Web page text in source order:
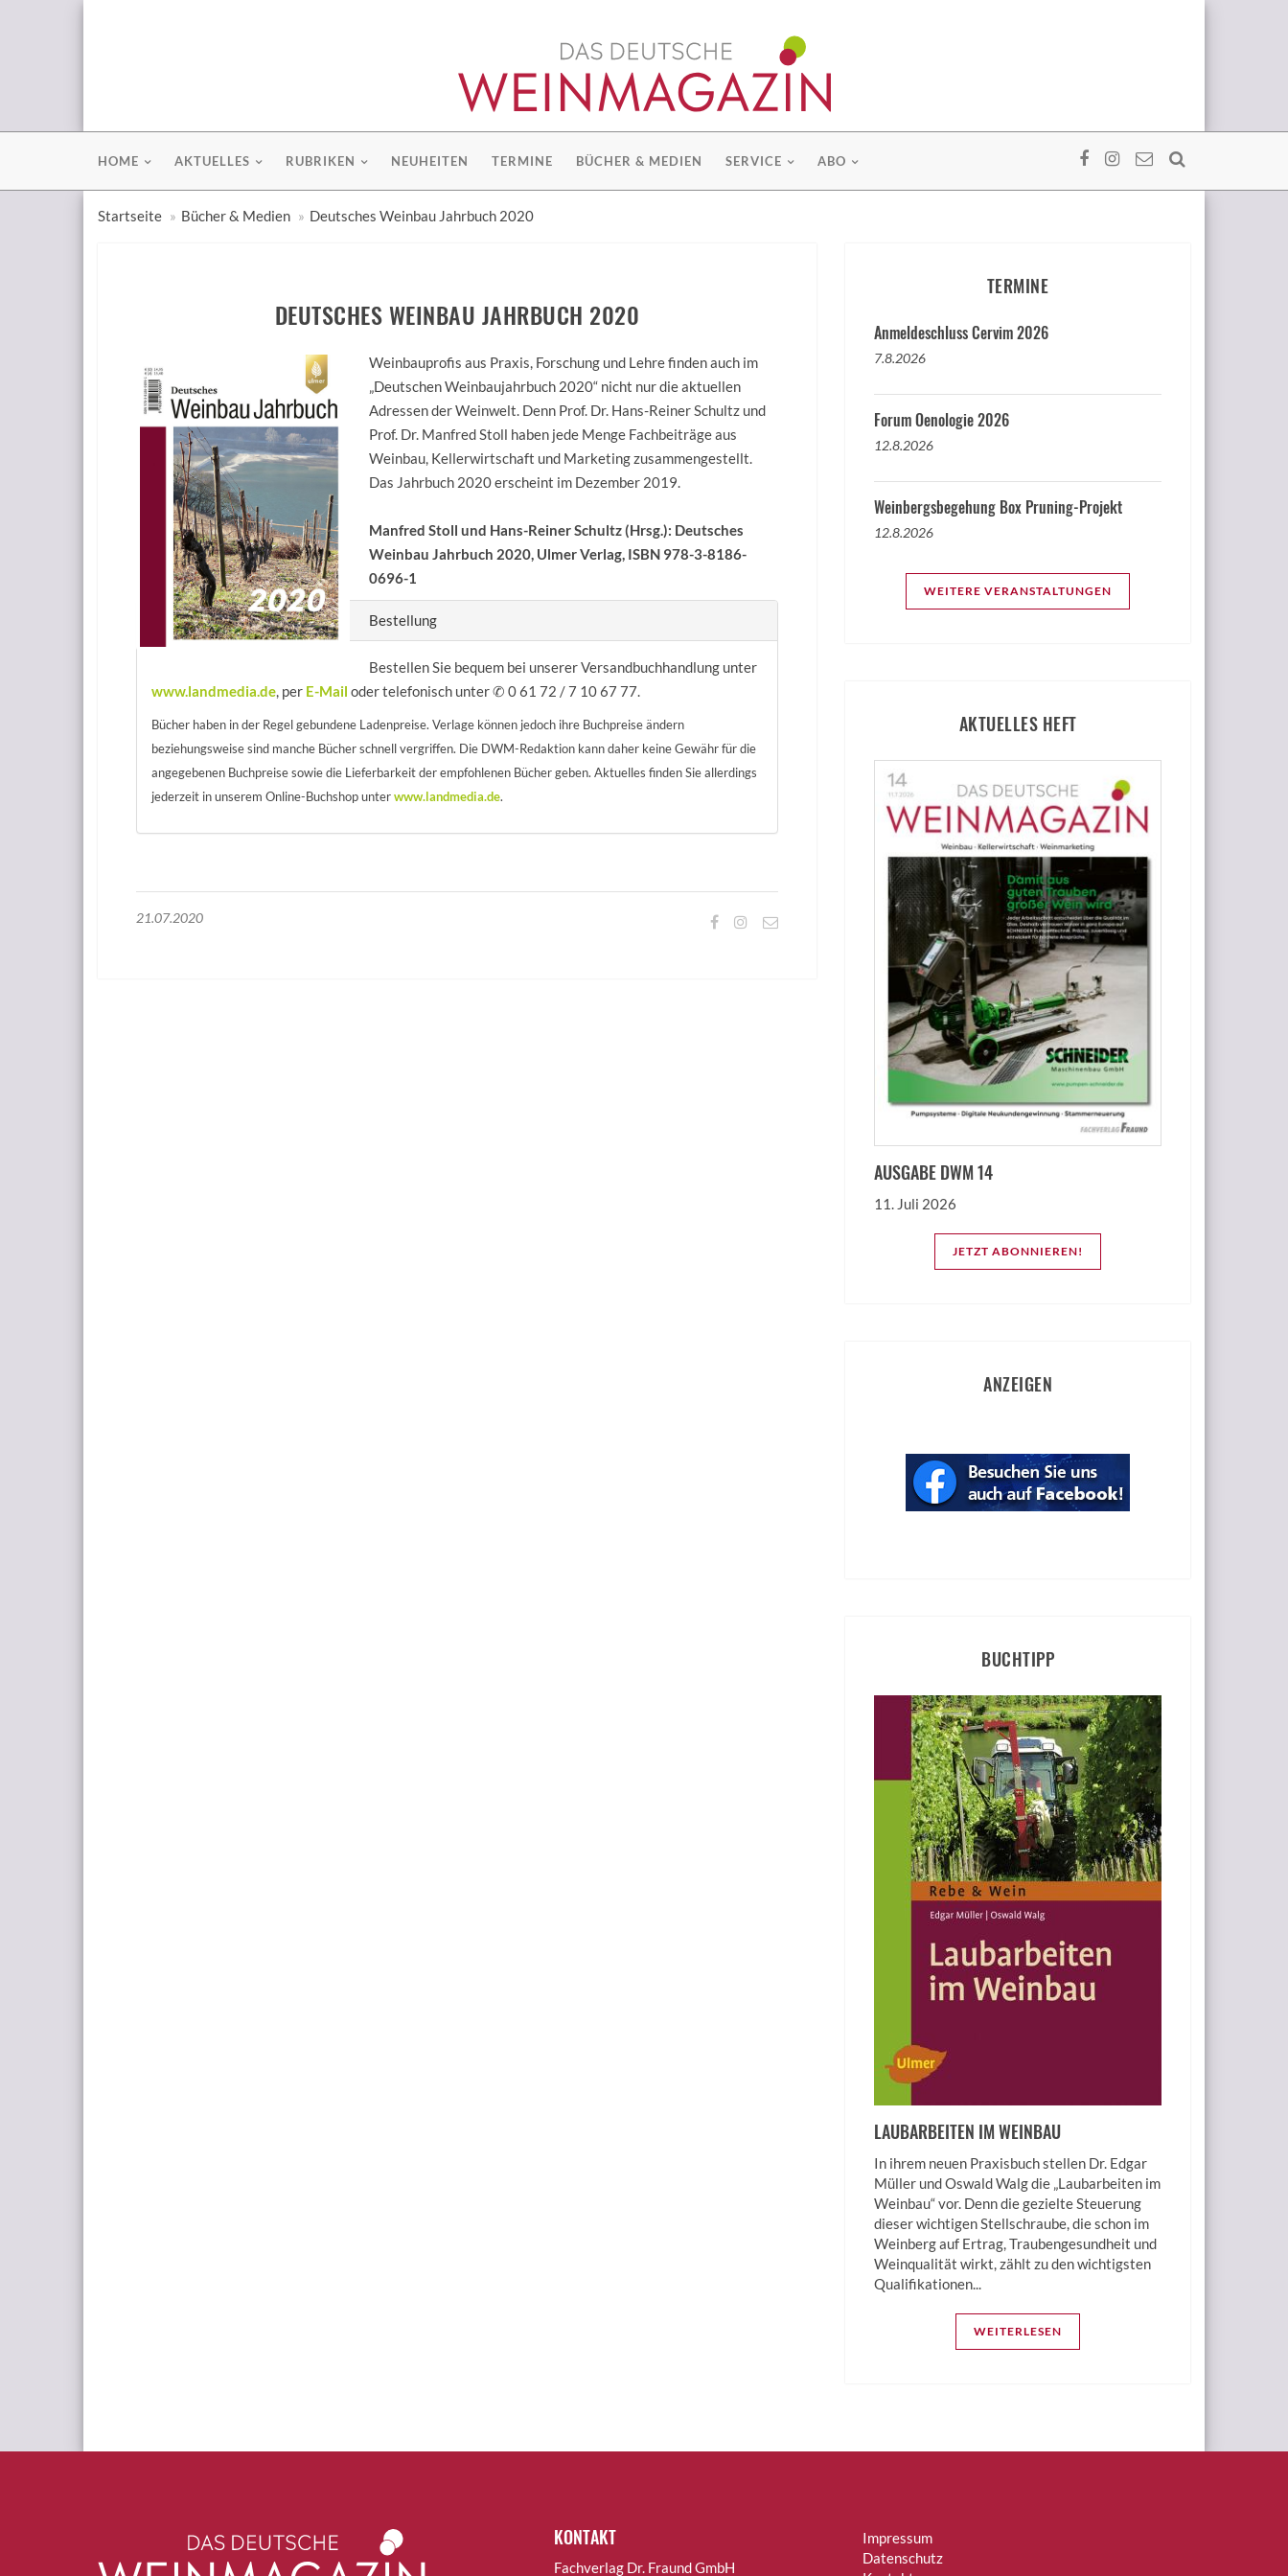
HOME AKTUELLES RUBRIKEN NEUHEITEN TERMINE BÜCHER & MEDIEN SERVICE ABO
Startseite Bücher & Medien Deutsches Weinbau Jahrbuch 2020
DEUTSCHES WEINBAU JAHRBUCH 2020
Weinbauprofis aus Praxis, Forschung und Lehre finden auch im
„Deutschen Weinbaujahrbuch 2020“ nicht nur die aktuellen
Adressen der Weinwelt. Denn Prof. Dr. Hans-Reiner Schultz und
Prof. Dr. Manfred Stoll haben jede Menge Fachbeiträge aus
Weinbau, Kellerwirtschaft und Marketing zusammengestellt.
Das Jahrbuch 2020 erscheint im Dezember 2019.
Manfred Stoll und Hans-Reiner Schultz (Hrsg.): Deutsches
Weinbau Jahrbuch 2020, Ulmer Verlag, ISBN 978-3-8186-
0696-1
Bestellung
Bestellen Sie bequem bei unserer Versandbuchhandlung unter
www.landmedia.de, per E-Mail oder telefonisch unter ✆ 0 61 72 / 7 10 67 77.
Bücher haben in der Regel gebundene Ladenpreise. Verlage können jedoch ihre Buchpreise ändern
beziehungsweise sind manche Bücher schnell vergriffen. Die DWM-Redaktion kann daher keine Gewähr für die
angegebenen Buchpreise sowie die Lieferbarkeit der empfohlenen Bücher geben. Aktuelles finden Sie allerdings
jederzeit in unserem Online-Buchshop unterwww.landmedia.de.
21.07.2020
TERMINE
Anmeldeschluss Cervim 2026
7.8.2026
Forum Oenologie 2026
12.8.2026
Weinbergsbegehung Box Pruning-Projekt
12.8.2026
WEITERE VERANSTALTUNGEN
AKTUELLES HEFT
AUSGABE DWM 14
11. Juli 2026
JETZT ABONNIEREN!
ANZEIGEN
BUCHTIPP
LAUBARBEITEN IM WEINBAU
In ihrem neuen Praxisbuch stellen Dr. Edgar
Müller und Oswald Walg die „Laubarbeiten im
Weinbau“ vor. Denn die gezielte Steuerung
dieser wichtigen Stellschraube, die schon im
Weinberg auf Ertrag, Traubengesundheit und
Weinqualität wirkt, zählt zu den wichtigsten
Qualifikationen...
WEITERLESEN
KONTAKT
Fachverlag Dr. Fraund GmbH
Impressum
Datenschutz